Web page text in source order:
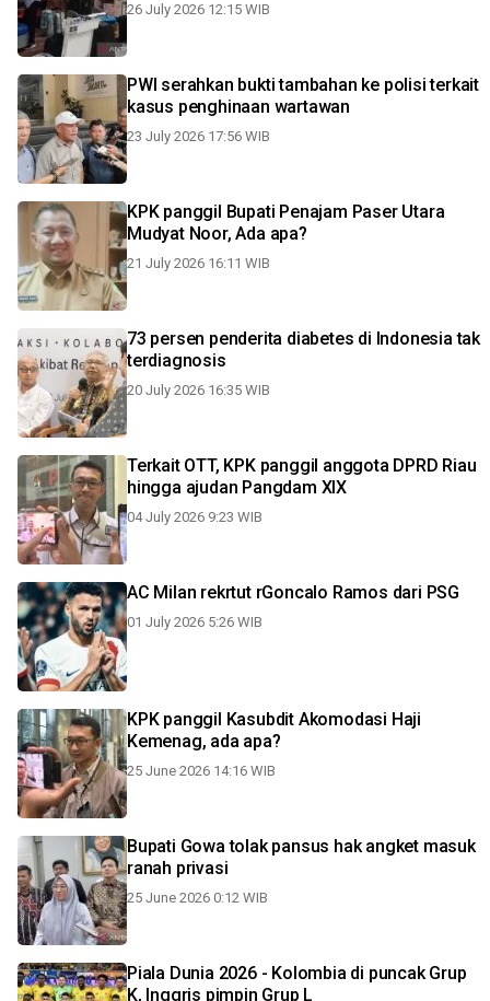
26 July 2026 12:15 WIB
PWI serahkan bukti tambahan ke polisi terkait
kasus penghinaan wartawan
23 July 2026 17:56 WIB
KPK panggil Bupati Penajam Paser Utara
Mudyat Noor, Ada apa?
21 July 2026 16:11 WIB
73 persen penderita diabetes di Indonesia tak
terdiagnosis
20 July 2026 16:35 WIB
Terkait OTT, KPK panggil anggota DPRD Riau
hingga ajudan Pangdam XIX
04 July 2026 9:23 WIB
AC Milan rekrtut rGoncalo Ramos dari PSG
01 July 2026 5:26 WIB
KPK panggil Kasubdit Akomodasi Haji
Kemenag, ada apa?
25 June 2026 14:16 WIB
Bupati Gowa tolak pansus hak angket masuk
ranah privasi
25 June 2026 0:12 WIB
Piala Dunia 2026 - Kolombia di puncak Grup
K, Inggris pimpin Grup L